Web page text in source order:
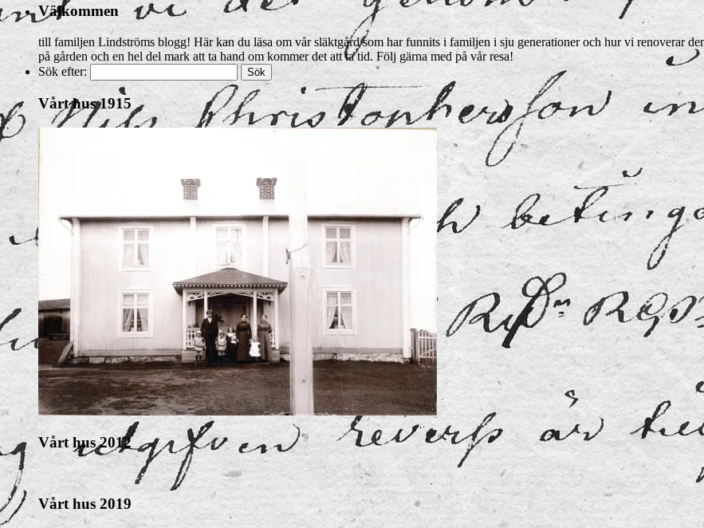
Välkommen
till familjen Lindströms blogg! Här kan du läsa om vår släktgård som har funnits i familjen i sju generationer och hur vi renoverar
på gården och en hel del mark att ta hand om kommer det att ta tid. Följ gärna med på vår resa!
Sök efter:
Vårt hus 1915
Vårt hus 2012
Vårt hus 2019